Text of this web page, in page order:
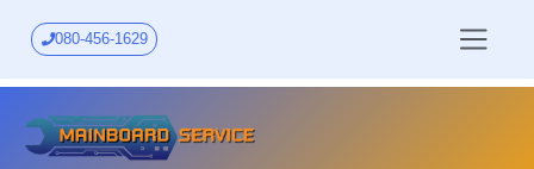
content
080-456-1629